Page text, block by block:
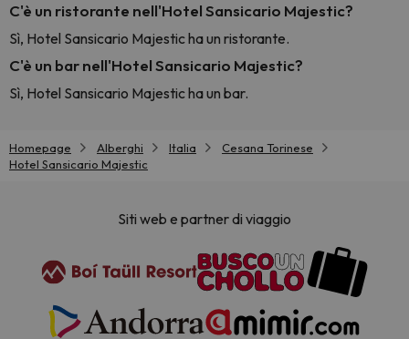
C'è un ristorante nell'Hotel Sansicario Majestic?
Sì, Hotel Sansicario Majestic ha un ristorante.
C'è un bar nell'Hotel Sansicario Majestic?
Sì, Hotel Sansicario Majestic ha un bar.
Homepage Alberghi Italia
Cesana Torinese
Hotel Sansicario Majestic
Siti web e partner di viaggio